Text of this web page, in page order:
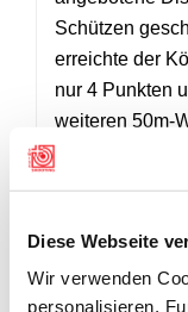
Diese Webseite
Wir verwenden
personalisieren,
Schützen
erreichte der
nur 4 Punkten
weiteren 50m-
Kategorie auf
Punkten und
Zweitplatzierte